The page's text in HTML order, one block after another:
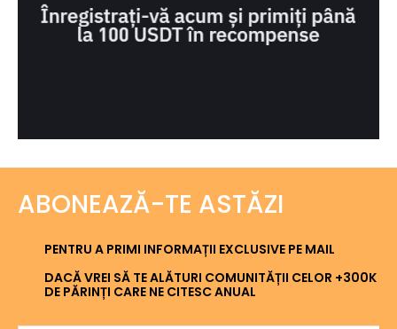
ABONEAZĂ-TE ASTĂZI
PENTRU A PRIMI INFORMAȚII EXCLUSIVE PE MAIL
DACĂ VREI SĂ TE ALĂTURI COMUNITĂȚII CELOR +300K
DE PĂRINȚI CARE NE CITESC ANUAL